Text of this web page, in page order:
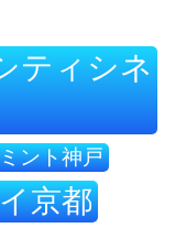
ティシネ
ント神戸
京都